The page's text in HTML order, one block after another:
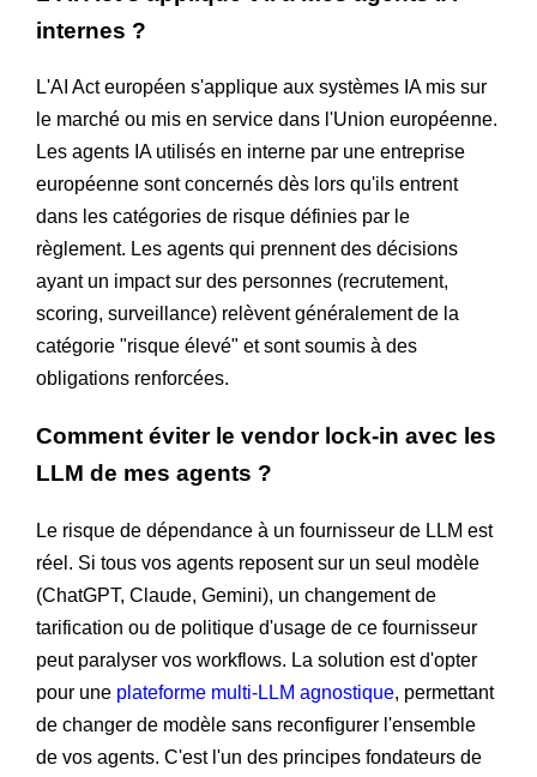
internes ?
L'AI Act européen s'applique aux systèmes IA mis sur
le marché ou mis en service dans l'Union européenne.
Les agents IA utilisés en interne par une entreprise
européenne sont concernés dès lors qu'ils entrent
dans les catégories de risque définies par le
règlement. Les agents qui prennent des décisions
ayant un impact sur des personnes (recrutement,
scoring, surveillance) relèvent généralement de la
catégorie "risque élevé" et sont soumis à des
obligations renforcées.
Comment éviter le vendor lock-in avec les
LLM de mes agents ?
Le risque de dépendance à un fournisseur de LLM est
réel. Si tous vos agents reposent sur un seul modèle
(ChatGPT, Claude, Gemini), un changement de
tarification ou de politique d'usage de ce fournisseur
peut paralyser vos workflows. La solution est d'opter
pour une plateforme multi-LLM agnostique, permettant
de changer de modèle sans reconfigurer l'ensemble
de vos agents. C'est l'un des principes fondateurs de